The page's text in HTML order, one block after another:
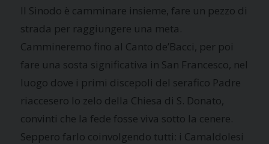
Il Sinodo è camminare insieme, fare un pezzo di
strada per raggiungere una meta.
Cammineremo fino al Canto de’Bacci, per poi
fare una sosta significativa in San Francesco, nel
luogo dove i primi discepoli del serafico Padre
riaccesero lo zelo della Chiesa di S. Donato,
convinti che la fede fosse viva sotto la cenere.
Seppero farlo coinvolgendo tutti: i Camaldolesi